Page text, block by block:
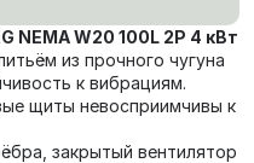
NEMA W20 100L 2P 4 кВт
из прочного чугуна
к вибрациям.
щиты невосприимчивы к
закрытый вентилятор